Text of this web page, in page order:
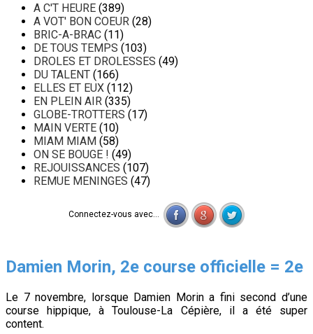
A C'T HEURE (389)
A VOT' BON COEUR (28)
BRIC-A-BRAC (11)
DE TOUS TEMPS (103)
DROLES ET DROLESSES (49)
DU TALENT (166)
ELLES ET EUX (112)
EN PLEIN AIR (335)
GLOBE-TROTTERS (17)
MAIN VERTE (10)
MIAM MIAM (58)
ON SE BOUGE ! (49)
REJOUISSANCES (107)
REMUE MENINGES (47)
Connectez-vous avec...
Damien Morin, 2e course officielle = 2e
Le 7 novembre, lorsque Damien Morin a fini second d’une
course hippique, à Toulouse-La Cépière, il a été super
content.